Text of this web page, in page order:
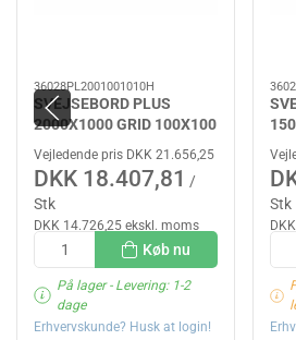
36028PL2001001010H
SVEJSEBORD PLUS
2000X1000 GRID 100X100
Vejledende pris DKK 21.656,25
DKK 18.407,81 /
Stk
DKK 14.726,25 ekskl. moms
Køb nu
På lager- Levering: 1-2
dage
Erhvervskunde? Husk at login!
Stk